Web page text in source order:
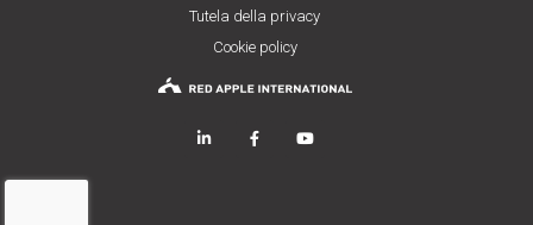
Tutela della privacy
Cookie policy